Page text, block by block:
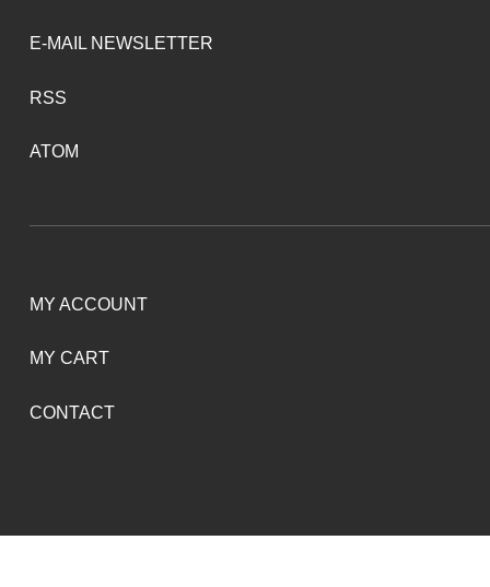
E-MAIL NEWSLETTER
RSS
ATOM
MY ACCOUNT
MY CART
CONTACT